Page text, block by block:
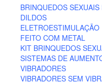
BRINQUEDOS
DILDOS
ELETROESTIMULAÇÃO
FEITO COM METAL
KIT BRINQUEDOS
SISTEMAS DE
VIBRADORES
VIBRADORES SEM